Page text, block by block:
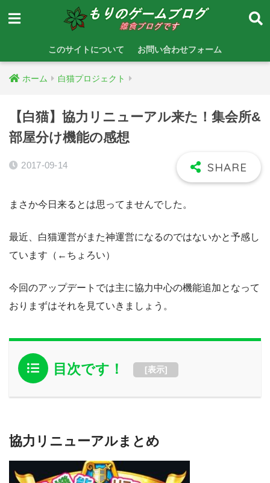
このサイトについて お問い合わせフォーム
ホーム 白猫プロジェクト
【白猫】協力リニューアル来た！集会所&
部屋分け機能の感想
2017-09-14
まさか今日来るとは思ってませんでした。
最近、白猫運営がまた神運営になるのではないかと予感し
ています（←ちょろい）
今回のアップデートでは主に協力中心の機能追加となって
おりまずはそれを見ていきましょう。
目次です！ [表示]
協力リニューアルまとめ